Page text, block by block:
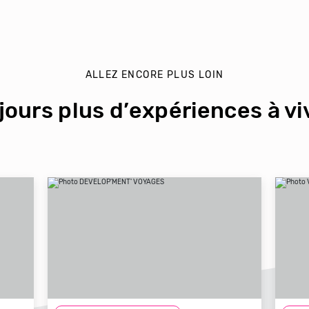
ALLEZ ENCORE PLUS LOIN
plus d’expériences à